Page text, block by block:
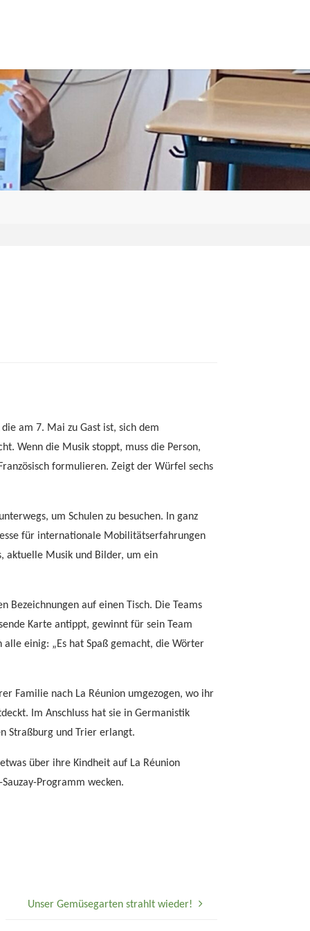
am 7. Mai zu Gast ist, sich dem
Wenn die Musik stoppt, muss die Person,
formulieren. Zeigt der Würfel sechs
um Schulen zu besuchen. In ganz
für internationale Mobilitätserfahrungen
aktuelle Musik und Bilder, um ein
Bezeichnungen auf einen Tisch. Die Teams
Karte antippt, gewinnt für sein Team
alle einig: „Es hat Spaß gemacht, die Wörter
Familie nach La Réunion umgezogen, wo ihr
Im Anschluss hat sie in Germanistik
Straßburg und Trier erlangt.
über ihre Kindheit auf La Réunion
Programm wecken.
Unser Gemüsegarten strahlt wieder!